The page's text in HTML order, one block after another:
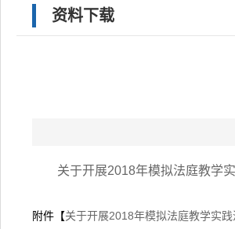
资料下载
关于开展2018年模拟法庭教学
附件【关于开展2018年模拟法庭教学实